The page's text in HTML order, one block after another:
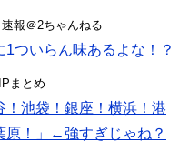
報＠2ちゃんねる
1ついらん味あるよな！？
まとめ
池袋！銀座！横浜！港
原！」←強すぎじゃね？